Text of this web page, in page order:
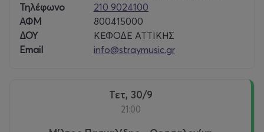
Τηλέφωνο
210 9024100
ΑΦΜ
800415000
ΔΟΥ
ΚΕΦΟΔΕ ΑΤΤΙΚΗΣ
Email
info@straymusic.gr
Τετ, 30/9
21:00